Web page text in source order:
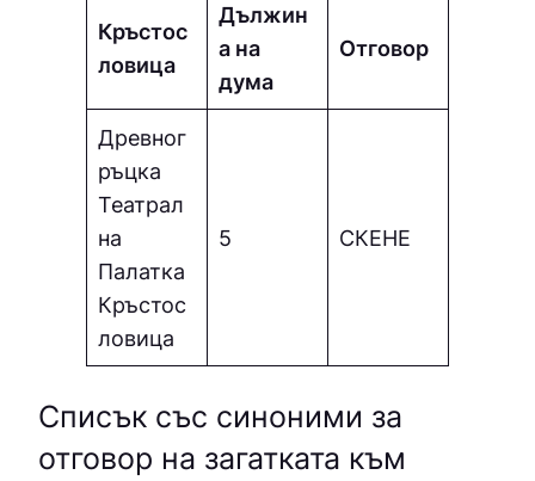
Кръстос
ловица
Дължин
а на
дума
Отговор
Древног
ръцка
Театрал
на
Палатка
Кръстос
ловица
5 СКЕНЕ
Списък със синоними за
отговор на загатката към